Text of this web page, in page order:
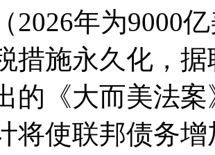
2026年为9000
措施永久化，
的《大而美法
将使联邦债务